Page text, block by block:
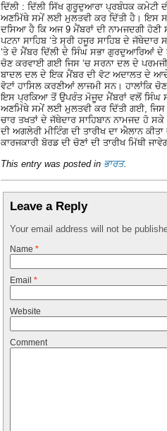
ਦਿੱਲੀ : ਦਿੱਲੀ ਸਿੱਖ ਗੁਰੂਦੁਆਰਾ ਪ੍ਰਬੰਧਕ
ਅਣਮਿੱਥੇ ਸਮੇਂ ਲਈ ਮੁਲਤਵੀ ਕਰ ਦਿੱਤੀ ਹੈ। ਇਸ
ਦਸਿਆ ਹੈ ਕਿ ਅਜ 9 ਮੈਂਬਰਾਂ ਦੀ ਨਾਮਜਦਗੀ ਹੋਣੀ
ਪਟਨਾ ਸਾਹਿਬ ‘ਤੇ ਸ੍ਰੀ ਹਜੂਰ ਸਾਹਿਬ ਦੇ
‘ਤੇ ਦੋ ਮੈਂਬਰ ਦਿੱਲੀ ਦੇ ਸਿੰਘ ਸਭਾ ਗੁਰਦੁਆਰਿਆਂ ਦੇ
ਚੋਣ ਕਰਵਾਈ ਗਈ ਜਿਸ ‘ਚ ਸਰਨਾ ਦਲ ਦੇ
ਬਾਦਲ ਦਲ ਦੇ ਇਕ ਮੈਂਬਰ ਦੀ ਵੋਟ ਅਦਾਲਤ ਦੇ
ਵੋਟਾਂ ਹਾਸਿਲ ਕਰਣੀਆਂ ਲਾਜਮੀ ਸਨ।
ਇਸ ਪ੍ਰਕਿਆ ਤੋਂ ਉਪਰੰਤ ਮੋਜੂਦ ਮੈਂਬਰਾਂ ਵਲੋਂ ਸਿੰਘ
ਅਣਮਿੱਥੇ ਸਮੇਂ ਲਈ ਮੁਲਤਵੀ ਕਰ ਦਿੱਤੀ ਗਈ, ਜਿਸ
ਚਾਰ ਤਖਤਾਂ ਦੇ ਜੱਥੇਦਾਰ ਸਾਹਿਬਾਨ ਨਾਮਜਦ ਹੋ
ਦੀ ਅਗਲੇਰੀ ਮੀਟਿੰਗ ਦੀ ਤਾਰੀਖ ਦਾ ਐਲਾਨ
ਕਾਰਜਕਾਰੀ ਬੋਰਡ ਦੀ ਚੋਣਾਂ ਦੀ ਤਾਰੀਖ ਮਿੱਥੀ
This entry was posted in ਭਾਰਤ.
Leave a Reply
Your email address will not be
Name *
Email *
Website
Comment